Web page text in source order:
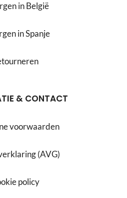
in België
in Spanje
& CONTACT
voorwaarden
(AVG)
policy